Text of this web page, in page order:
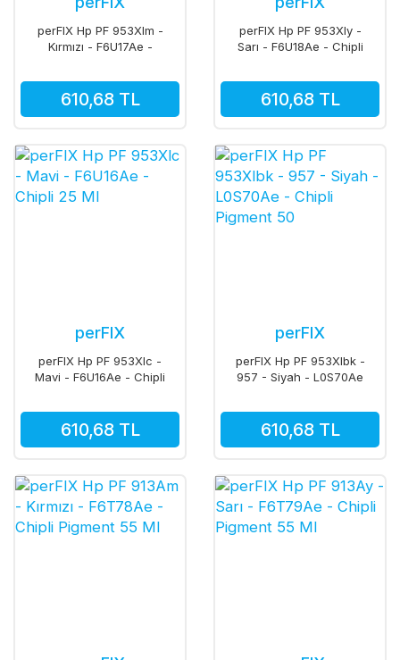
perFIX Hp PF 953Xlm -
Kırmızı - F6U17Ae -
610,68 TL
perFIX Hp PF 953Xly -
Sarı - F6U18Ae - Chipli
610,68 TL
perFIX
perFIX Hp PF 953Xlc -
Mavi - F6U16Ae - Chipli
610,68 TL
perFIX
perFIX Hp PF 953Xlbk -
957 - Siyah - L0S70Ae
610,68 TL